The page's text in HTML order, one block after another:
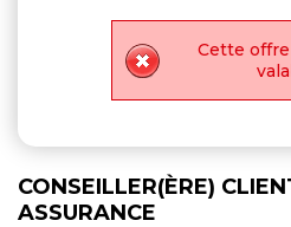
Cette
CONSEILLER(ÈRE)
ASSURANCE